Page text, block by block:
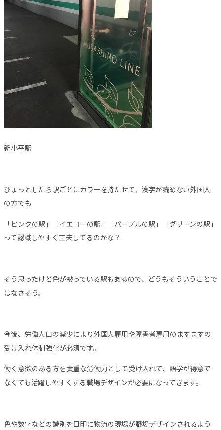
新小平駅
ひょっとしたら駅ごとにカラーを持たせて、漢字が読めない外国人
の方でも
「ピンクの駅」「イエローの駅」「パープルの駅」「グリーンの駅」
って認識しやすく工夫してるのかな？
そう思ったけど色が被っている駅もあるので、どうもそういうことで
はなさそう。
今後、労働人口の減少により外国人雇用や障害者雇用のますますの
受け入れ体制強化が必須です。
働く意欲のある方を貴重な労働力として受け入れて、語学が得意で
なくても活躍しやすくする職場デザインが必要になってきます。
色や数字などの識別を目印に物流の現場が職場デザインされるよう